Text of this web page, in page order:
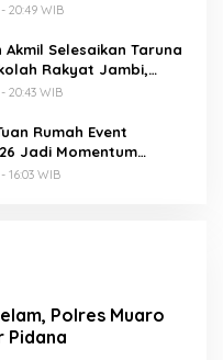
20:49 WIB
Selesaikan Taruna
Rakyat Jambi,
Aman dan Lancar
20:43 WIB
Rumah Event
Jadi Momentum
16:03 WIB
Polres Muaro
Pidana